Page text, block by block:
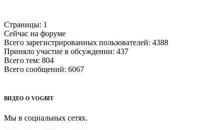
Страницы: 1
Сейчас на форуме
Всего зарегистрированных пользователей: 4388
Приняло участие в обсуждении: 437
Всего тем: 804
Всего сообщений: 6067
ВИДЕО О VOGBIT
Мы в социальных сетях.